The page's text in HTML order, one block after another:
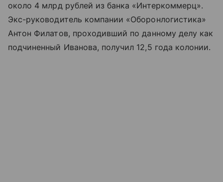
около 4 млрд рублей из банка «Интеркоммерц».
Экс-руководитель компании «Оборонлогистика»
Антон Филатов, проходивший по данному делу как
подчиненный Иванова, получил 12,5 года колонии.